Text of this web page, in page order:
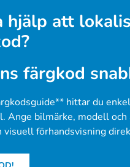
hjälp att
färgkod
hittar du
Ange bilmärke, modell
visuell förhandsvisning